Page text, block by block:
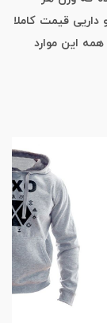
گرم میرسد و داریی قیمت کاملا
این موارد